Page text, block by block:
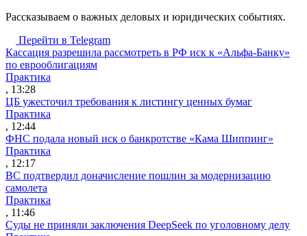
Рассказываем о важных деловых и юридических событиях.
Перейти в Telegram
Кассация разрешила рассмотреть в РФ иск к «Альфа-Банку»
по еврооблигациям
Практика
, 13:28
ЦБ ужесточил требования к листингу ценных бумаг
Практика
, 12:44
ФНС подала новый иск о банкротстве «Кама Шиппинг»
Практика
, 12:17
ВС подтвердил доначисление пошлин за модернизацию
самолета
Практика
, 11:46
Суды не приняли заключения DeepSeek по уголовному делу